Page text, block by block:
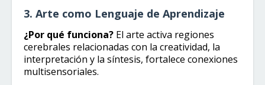
3. Arte como Lenguaje de Aprendizaje
¿Por qué funciona? El arte activa regiones
cerebrales relacionadas con la creatividad, la
interpretación y la síntesis, fortalece conexiones
multisensoriales.